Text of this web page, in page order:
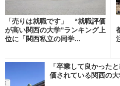
「売りは就職です」 “就職評価
が高い関西の大学”ランキング上
位に「関西私立の同学...
「卒業して良かった
価されている関西の